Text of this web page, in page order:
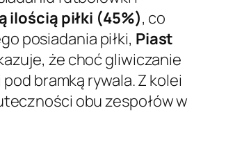
ilością piłki (45%), co
posiadania piłki, Piast
że choć gliwiczanie
bramką rywala. Z kolei
obu zespołów w